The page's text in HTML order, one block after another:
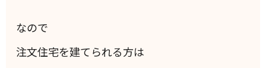
なので
注文住宅を建てられる方は